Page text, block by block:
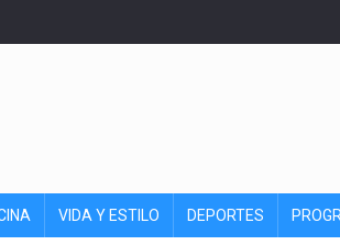
VIDA Y ESTILO DEPORTES